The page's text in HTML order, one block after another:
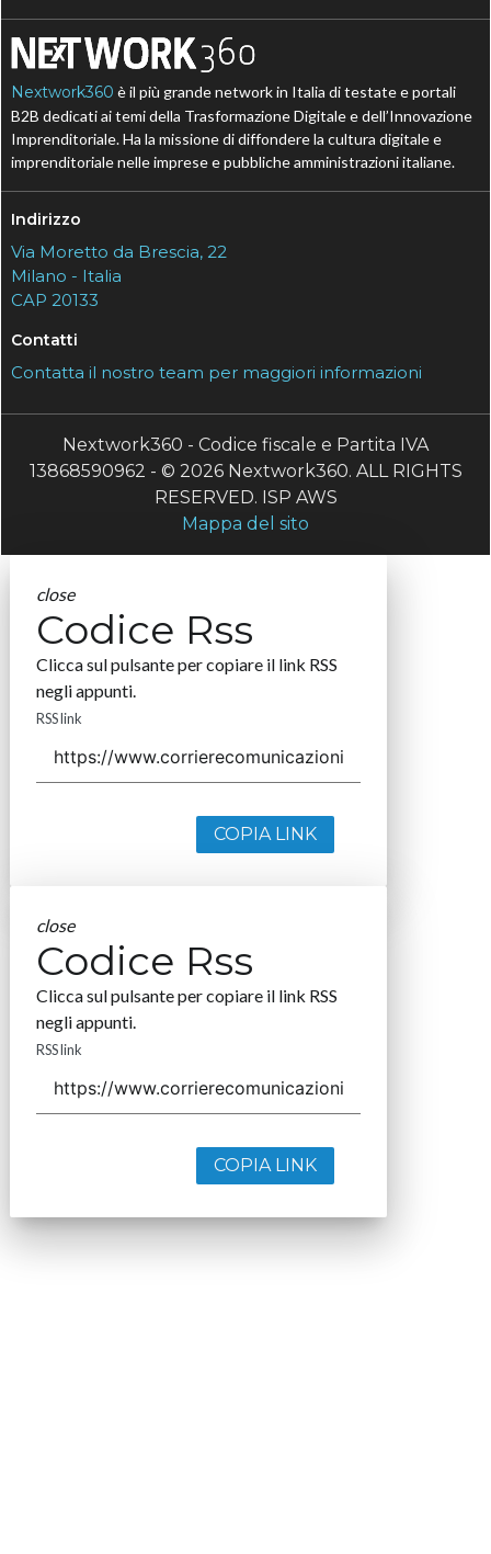
Nextwork360 è il più grande network in Italia di testate e portali
B2B dedicati ai temi della Trasformazione Digitale e dell’Innovazione
Imprenditoriale. Ha la missione di diffondere la cultura digitale e
imprenditoriale nelle imprese e pubbliche amministrazioni italiane.
Indirizzo
Via Moretto da Brescia, 22
Milano - Italia
CAP 20133
Contatti
Contatta il nostro team per maggiori informazioni
Nextwork360 - Codice fiscale e Partita IVA
13868590962 - © 2026 Nextwork360. ALL RIGHTS
RESERVED. ISP AWS
Mappa del sito
close
Codice Rss
Clicca sul pulsante per copiare il link RSS
negli appunti.
RSS link
COPIA LINK
close
Codice Rss
Clicca sul pulsante per copiare il link RSS
negli appunti.
RSS link
COPIA LINK